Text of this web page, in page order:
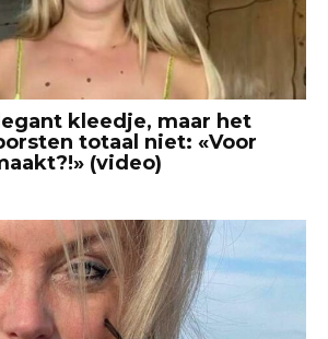
kleedje, maar het
totaal niet: «Voor
(video)